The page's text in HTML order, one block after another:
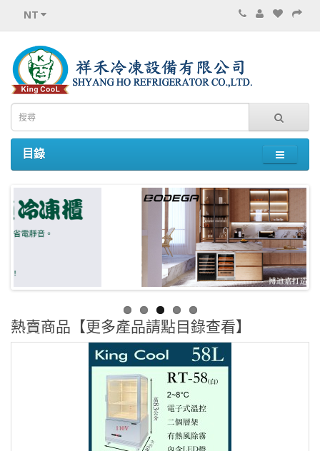
NT
目錄
熱賣商品【更多產品請點目錄查看】